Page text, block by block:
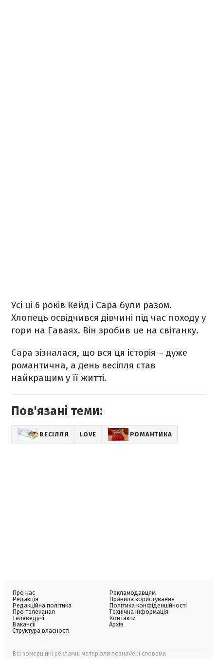
Усі ці 6 років Кейд і Сара були разом.
Хлопець освідчився дівчині під час походу у
гори на Гаваях. Він зробив це на світанку.
Сара зізналася, що вся ця історія – дуже
романтична, а день весілля став
найкращим у її житті.
Пов'язані теми:
ВЕСІЛЛЯ LOVE РОМАНТИКА
Про нас
Редакція
Редакційна політика
Про телеканал
Телеведучі
Вакансії
Структура власності
Рекламодавцям
Правила користування
Політика конфіденційності
Технічна інформація
Контакти
Архів
Всі комерційні рекламні матеріали позначені словами